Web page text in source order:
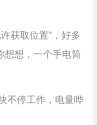
获取位置”，好多
想想，一个手电筒
不停工作，电量哗